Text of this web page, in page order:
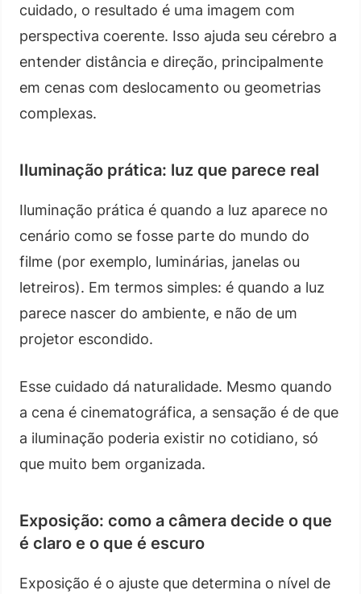
cuidado, o resultado é uma imagem com
perspectiva coerente. Isso ajuda seu cérebro a
entender distância e direção, principalmente
em cenas com deslocamento ou geometrias
complexas.
Iluminação prática: luz que parece real
Iluminação prática é quando a luz aparece no
cenário como se fosse parte do mundo do
filme (por exemplo, luminárias, janelas ou
letreiros). Em termos simples: é quando a luz
parece nascer do ambiente, e não de um
projetor escondido.
Esse cuidado dá naturalidade. Mesmo quando
a cena é cinematográfica, a sensação é de que
a iluminação poderia existir no cotidiano, só
que muito bem organizada.
Exposição: como a câmera decide o que
é claro e o que é escuro
Exposição é o ajuste que determina o nível de